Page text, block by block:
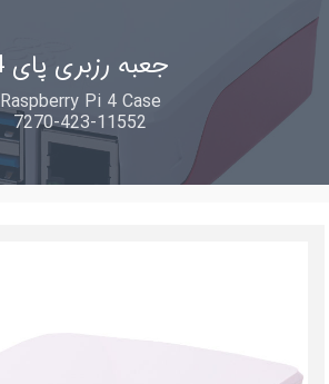
جعبه رزبری پای 4
Raspberry Pi 4 Case
7270-423-11552